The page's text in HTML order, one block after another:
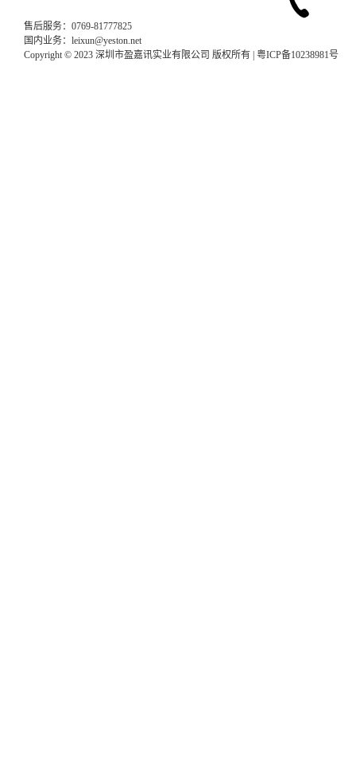
售后服务：0769-81777825
国内业务：leixun@yeston.net
Copyright © 2023 深圳市盈嘉讯实业有限公司 版权所有 | 粤ICP备10238981号